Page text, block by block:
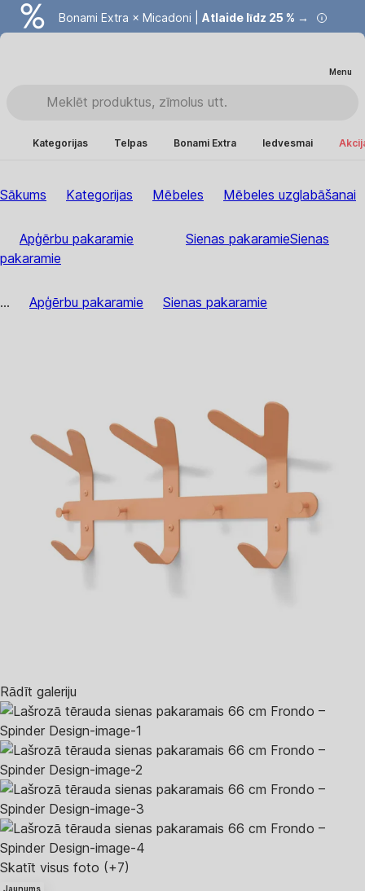
Bonami Extra × Micadoni | Atlaide līdz 25 % →
Menu
Kategorijas Telpas Bonami Extra Iedvesmai
Sākums Kategorijas Mēbeles Mēbeles uzglabāšanai
Apģērbu pakaramie Sienas pakaramieSienas
pakaramie
... Apģērbu pakaramie Sienas pakaramie
Rādīt galeriju
Skatīt visus foto (+7)
Jaunums